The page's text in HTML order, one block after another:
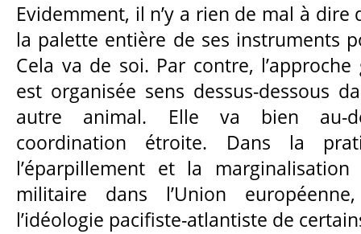
Evidemment, il n’y a rien de mal à dire
la palette entière de ses instruments
Cela va de soi. Par contre, l’approche
est organisée sens dessus-dessous
autre animal. Elle va bien au-
coordination étroite. Dans la
l’éparpillement et la
militaire dans l’Union
l’idéologie pacifiste-atlantiste de